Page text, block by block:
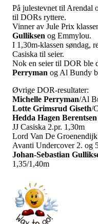
På julestevnet til Arendal
til DORs ryttere.
Vinner av Jule Prix
Gulliksen og Emmylou.
I 1,30m-klassen søndag,
Casiska til seier.
Nok en seier til DOR ble
Perryman og Al Bundy
Øvrige DOR-resultater:
Michelle Perryman/Al
Lotte Grimsrud Giseth/
Hedda Hagen Berentsen
JJ Casiska 2.pr. 1,30m
Lord Van De
Avanti Undercover 2. og
Johan-Sebastian
1,35/1,40m